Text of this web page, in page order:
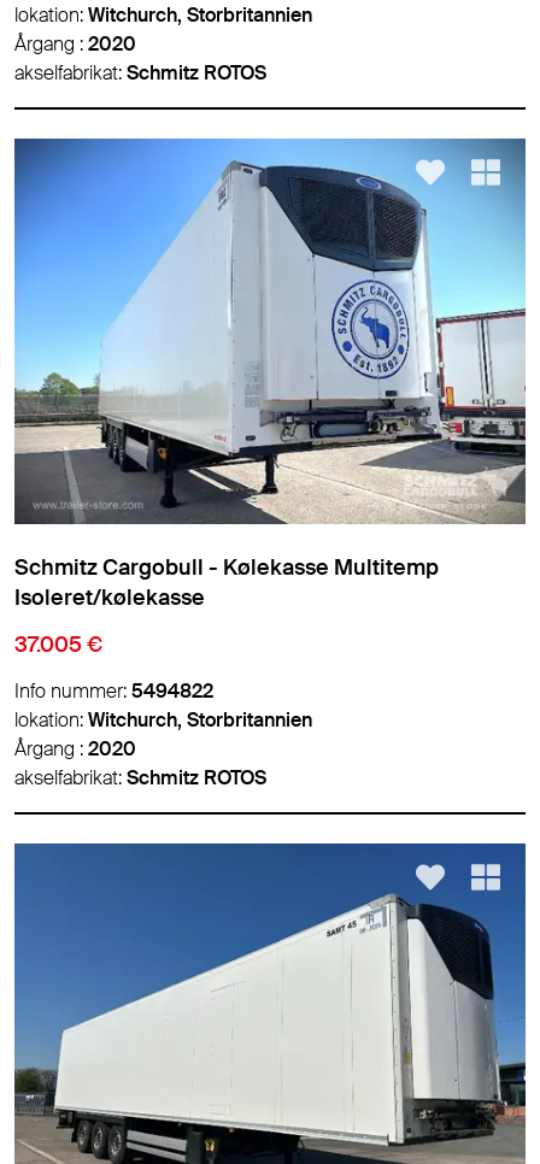
lokation:Witchurch, Storbritannien
Årgang :2020
akselfabrikat:Schmitz ROTOS
Schmitz Cargobull - Kølekasse Multitemp
Isoleret/kølekasse
37.005 €
Info nummer:5494822
lokation:Witchurch, Storbritannien
Årgang :2020
akselfabrikat:Schmitz ROTOS